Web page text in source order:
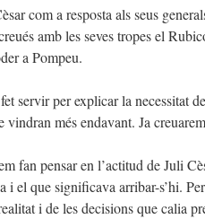
com a resposta als seus
amb les seves tropes el
a Pompeu.
servir per explicar la necessitat
més endavant. Ja
fan pensar en l’actitud de Juli
i el que significava arribar-s’hi.
i de les decisions que calia